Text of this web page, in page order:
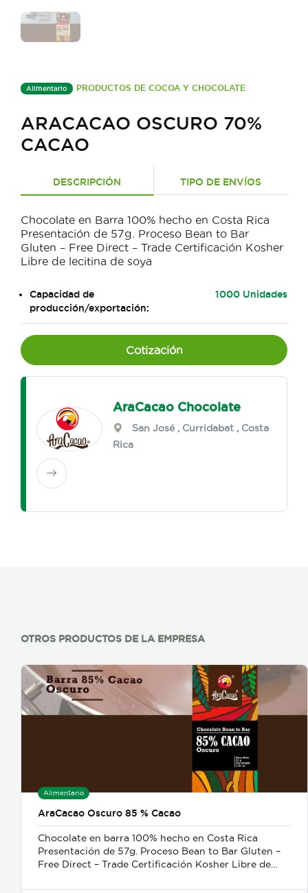
Alimentario PRODUCTOS DE COCOA Y CHOCOLATE
ARACACAO OSCURO 70%
CACAO
DESCRIPCIÓN TIPO DE ENVÍOS
Chocolate en Barra 100% hecho en Costa Rica
Presentación de 57g. Proceso Bean to Bar
Gluten – Free Direct – Trade Certificación Kosher
Libre de lecitina de soya
Capacidad de
producción/exportación:
1000 Unidades
Cotización
AraCacao Chocolate
San José , Curridabat , Costa
Rica
OTROS PRODUCTOS DE LA EMPRESA
Alimentario
AraCacao Oscuro 85 % Cacao
Chocolate en barra 100% hecho en Costa Rica
Presentación de 57g. Proceso Bean to Bar Gluten –
Free Direct – Trade Certificación Kosher Libre de